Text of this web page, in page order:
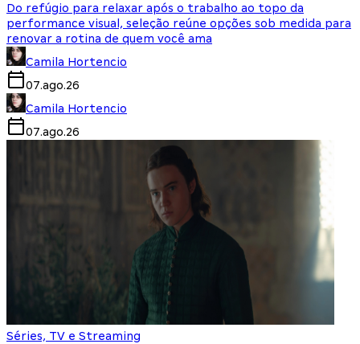
Do refúgio para relaxar após o trabalho ao topo da
performance visual, seleção reúne opções sob medida para
renovar a rotina de quem você ama
Camila Hortencio
07.ago.26
Camila Hortencio
07.ago.26
Séries, TV e Streaming